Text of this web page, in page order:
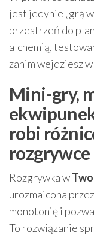
jest jedynie „grą
przestrzeń do
alchemią,
zanim wejdziesz
Mini-gry,
robi
rozgrywce
Rozgrywka w
urozmaicona przez
monotonię i
To rozwiązanie